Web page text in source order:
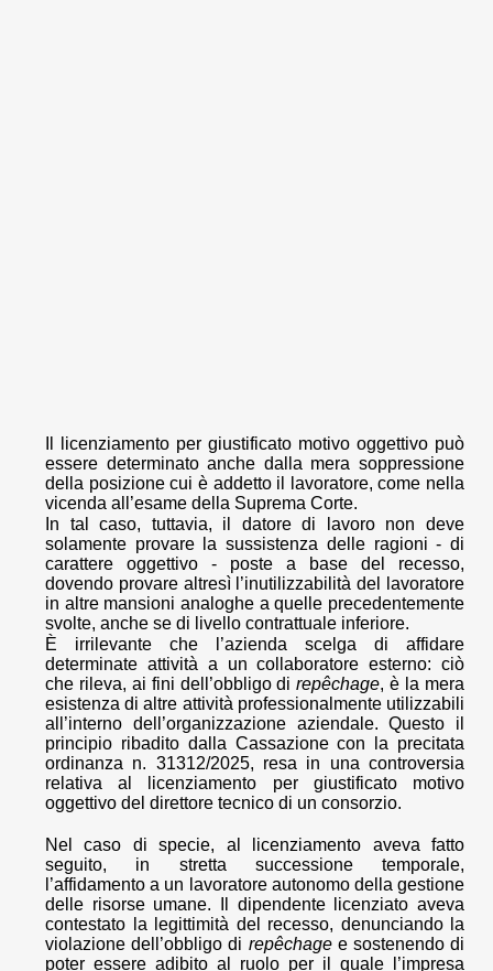
Il licenziamento per giustificato motivo oggettivo può
essere determinato anche dalla mera soppressione
della posizione cui è addetto il lavoratore, come nella
vicenda all’esame della Suprema Corte.
In tal caso, tuttavia, il datore di lavoro non deve
solamente provare la sussistenza delle ragioni - di
carattere oggettivo - poste a base del recesso,
dovendo provare altresì l’inutilizzabilità del lavoratore
in altre mansioni analoghe a quelle precedentemente
svolte, anche se di livello contrattuale inferiore.
È irrilevante che l’azienda scelga di affidare
determinate attività a un collaboratore esterno: ciò
che rileva, ai fini dell’obbligo direpêchage, è la mera
esistenza di altre attività professionalmente utilizzabili
all’interno dell’organizzazione aziendale. Questo il
principio ribadito dalla Cassazione con la precitata
ordinanza n. 31312/2025, resa in una controversia
relativa al licenziamento per giustificato motivo
oggettivo del direttore tecnico di un consorzio.
Nel caso di specie, al licenziamento aveva fatto
seguito, in stretta successione temporale,
l’affidamento a un lavoratore autonomo della gestione
delle risorse umane. Il dipendente licenziato aveva
contestato la legittimità del recesso, denunciando la
violazione dell’obbligo di repêchagee sostenendo di
poter essere adibito al ruolo per il quale l’impresa